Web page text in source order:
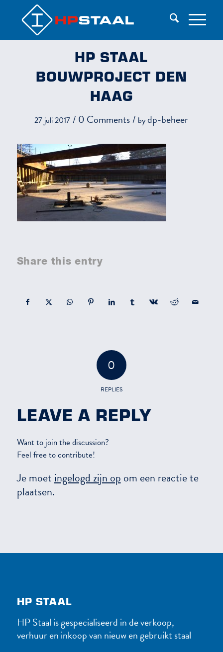
HP STAAL
BOUWPROJECT DEN
HAAG
27 juli 2017 / 0 Comments/ bydp-beheer
Share this entry
0
REPLIES
LEAVE A REPLY
Want to join the discussion?
Feel free to contribute!
Je moet ingelogd zijn op om een reactie te
plaatsen.
HP STAAL
HP Staal is gespecialiseerd in de verkoop,
verhuur en inkoop van nieuw en gebruikt staal